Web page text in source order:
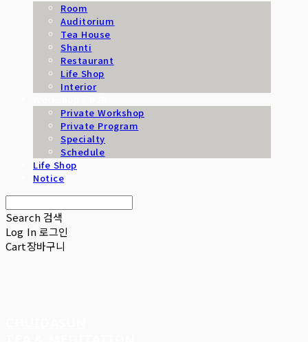
Room
Auditorium
Tea House
Shanti
Restaurant
Life Shop
Interior
Private Workshop
Private Program
Specialty
Schedule
Life Shop
Notice
Search 검색
Log In로그인
Cart장바구니